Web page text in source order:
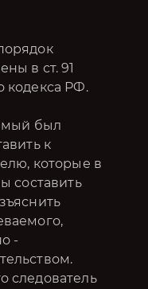
в ст. 91
кодекса РФ.
был
к
которые в
составить
-
следователь